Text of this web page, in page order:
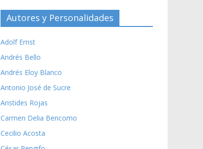
Autores y Personalidades
Adolf Ernst
Andrés Bello
Andrés Eloy Blanco
Antonio José de Sucre
Aristides Rojas
Carmen Delia Bencomo
Cecilio Acosta